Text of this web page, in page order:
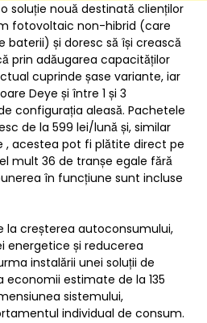
soluție nouă destinată clienților
fotovoltaic non-hibrid (care
baterii) și doresc să își crească
prin adăugarea capacităților
cuprinde șase variante, iar
Deye și între 1 și 3
configurația aleasă. Pachetele
de la 599 lei/lună și, similar
, acestea pot fi plătite direct pe
mult 36 de tranșe egale fără
în funcțiune sunt incluse
la creșterea autoconsumului,
energetice și reducerea
instalării unei soluții de
economii estimate de la 135
sistemului,
individual de consum.